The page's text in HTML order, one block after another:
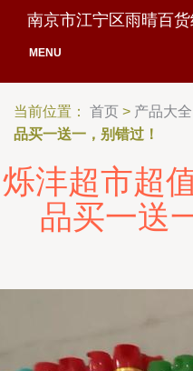
南京市江宁区雨晴百
MENU
当前位置： 首页 > 产品大全
品买一送一，别错过！
烁沣超市超
品买一送